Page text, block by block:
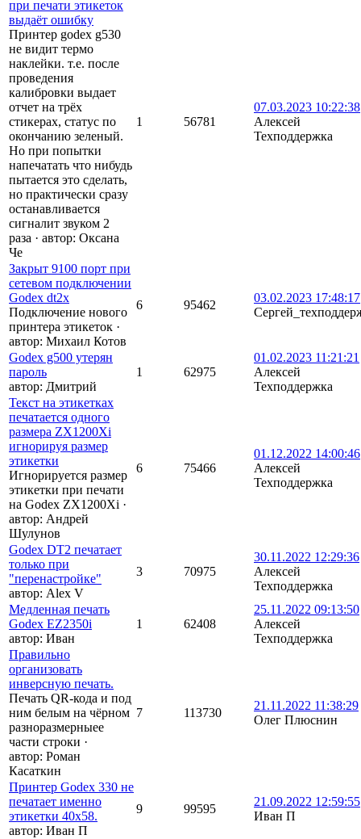
при печати этикеток
выдаёт ошибку
Принтер godex g530
не видит термо
наклейки. т.е. после
проведения
калибровки выдает
отчет на трёх
стикерах, статус по
окончанию зеленый.
Но при попытки
напечатать что нибудь
пытается это сделать,
но практически сразу
останавливается
сигналит звуком 2
раза · автор: Оксана
Че
1 56781
07.03.2023 10:22:38
Алексей
Техподдержка
Закрыт 9100 порт при
сетевом подключении
Godex dt2x
Подключение нового
принтера этикеток ·
автор: Михаил Котов
6 95462
03.02.2023 17:48:17
Godex g500 утерян
пароль
автор: Дмитрий
1 62975
01.02.2023 11:21:21
Алексей
Техподдержка
Текст на этикетках
печатается одного
размера ZX1200Xi
игнорируя размер
этикетки
Игнорируется размер
этикетки при печати
на Godex ZX1200Xi ·
автор: Андрей
Шулунов
6 75466
01.12.2022 14:00:46
Алексей
Техподдержка
Godex DT2 печатает
только при
"перенастройке"
автор: Alex V
3 70975
30.11.2022 12:29:36
Алексей
Техподдержка
Медленная печать
Godex EZ2350i
автор: Иван
1 62408
25.11.2022 09:13:50
Алексей
Техподдержка
Правильно
организовать
инверсную печать.
Печать QR-кода и под
ним белым на чёрном
разноразмерныее
части строки ·
автор: Роман
Касаткин
7 113730
21.11.2022 11:38:29
Олег Плюснин
Принтер Godex 330 не
печатает именно
этикетки 40х58.
автор: Иван П
9 99595
21.09.2022 12:59:55
Иван П